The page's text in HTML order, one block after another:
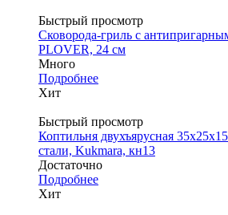
Быстрый просмотр
Сковорода-гриль с
PLOVER, 24 см
Много
Подробнее
Хит
Быстрый просмотр
Коптильня двухъярусная
стали, Kukmara, кн13
Достаточно
Подробнее
Хит